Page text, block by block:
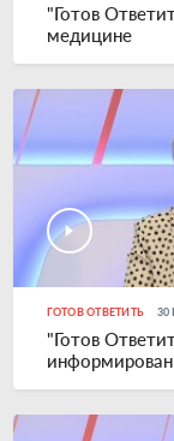
"Готов
медицине
ГОТОВ ОТВЕТИТЬ 30
"Готов